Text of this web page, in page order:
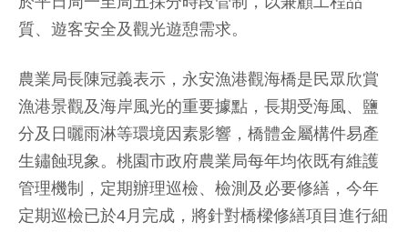
質、遊客安全及觀光遊憩需求。
農業局長陳冠義表示，永安漁港觀海橋是民眾欣賞
漁港景觀及海岸風光的重要據點，長期受海風、鹽
分及日曬雨淋等環境因素影響，橋體金屬構件易產
生鏽蝕現象。桃園市政府農業局每年均依既有維護
管理機制，定期辦理巡檢、檢測及必要修繕，今年
定期巡檢已於4月完成，將針對橋樑修繕項目進行細